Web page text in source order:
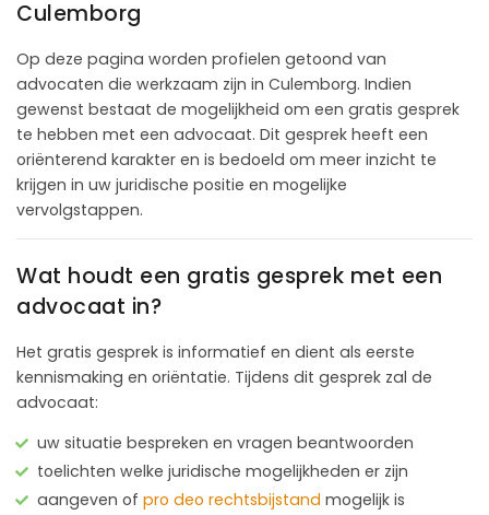
Culemborg
Op deze pagina worden profielen getoond van
advocaten die werkzaam zijn in Culemborg. Indien
gewenst bestaat de mogelijkheid om een gratis gesprek
te hebben met een advocaat. Dit gesprek heeft een
oriënterend karakter en is bedoeld om meer inzicht te
krijgen in uw juridische positie en mogelijke
vervolgstappen.
Wat houdt een gratis gesprek met een
advocaat in?
Het gratis gesprek is informatief en dient als eerste
kennismaking en oriëntatie. Tijdens dit gesprek zal de
advocaat:
uw situatie bespreken en vragen beantwoorden
toelichten welke juridische mogelijkheden er zijn
aangeven of pro deo rechtsbijstand mogelijk is